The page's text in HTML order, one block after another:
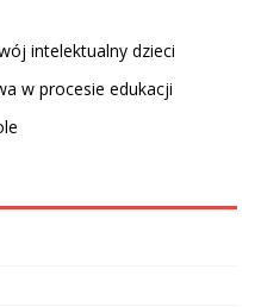
intelektualny dzieci
w procesie edukacji